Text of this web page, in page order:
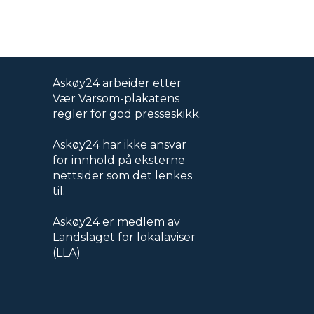
Askøy24 arbeider etter
Vær Varsom-plakatens
regler for god presseskikk.
Askøy24 har ikke ansvar
for innhold på eksterne
nettsider som det lenkes
til.
Askøy24 er medlem av
Landslaget for lokalaviser
(LLA)